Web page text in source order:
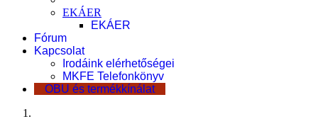
EKÁER
EKÁER
Fórum
Kapcsolat
Irodáink elérhetőségei
MKFE Telefonkönyv
OBU és termékkínálat